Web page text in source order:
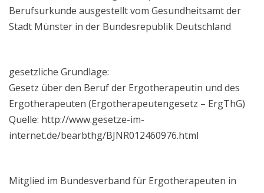
Berufsurkunde ausgestellt vom Gesundheitsamt der
Stadt Münster in der Bundesrepublik Deutschland
gesetzliche Grundlage:
Gesetz über den Beruf der Ergotherapeutin und des
Ergotherapeuten (Ergotherapeutengesetz – ErgThG)
Quelle: http://www.gesetze-im-
internet.de/bearbthg/BJNR012460976.html
Mitglied im Bundesverband für Ergotherapeuten in